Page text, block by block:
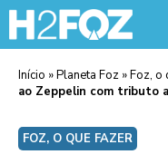
Início »Planeta Foz »Foz, o
ao Zeppelin com tributo
FOZ, O QUE FAZER